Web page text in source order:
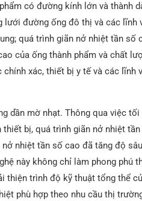
có đường kính lớn và thành
lưới đường ống đô thị và các lĩnh
quá trình giãn nở nhiệt tần số
của ống thành phẩm và chất
xác, thiết bị y tế và các lĩnh
dần mờ nhạt. Thông qua việc
bị, quá trình giãn nở nhiệt
nhiệt tần số cao đã tăng độ
này không chỉ làm phong phú
thiện trình độ kỹ thuật tổng thể
phù hợp theo nhu cầu thị